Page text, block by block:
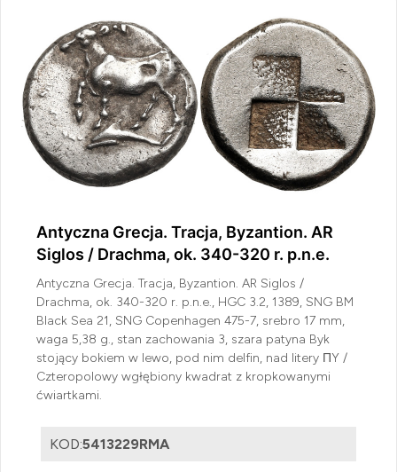
Antyczna Grecja. Tracja, Byzantion. AR
Siglos / Drachma, ok. 340-320 r. p.n.e.
Antyczna Grecja. Tracja, Byzantion. AR Siglos /
Drachma, ok. 340-320 r. p.n.e., HGC 3.2, 1389, SNG BM
Black Sea 21, SNG Copenhagen 475-7, srebro 17 mm,
waga 5,38 g., stan zachowania 3, szara patyna Byk
stojący bokiem w lewo, pod nim delfin, nad litery ΠY /
Czteropolowy wgłębiony kwadrat z kropkowanymi
ćwiartkami.
KOD:5413229RMA